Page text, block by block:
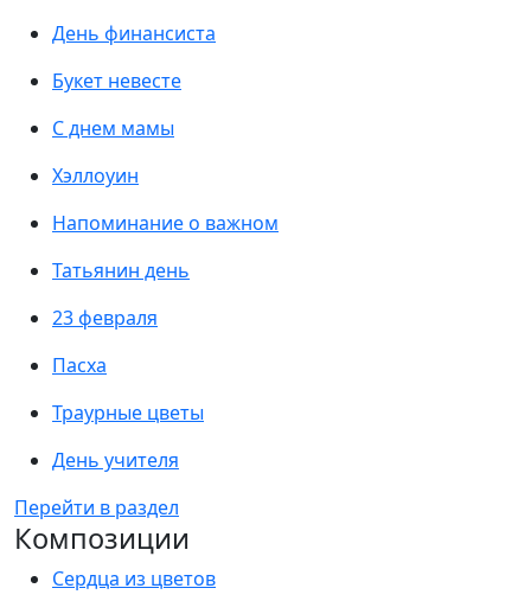
День финансиста
Букет невесте
С днем мамы
Хэллоуин
Напоминание о важном
Татьянин день
23 февраля
Пасха
Траурные цветы
День учителя
Перейти в раздел
Композиции
Сердца из цветов